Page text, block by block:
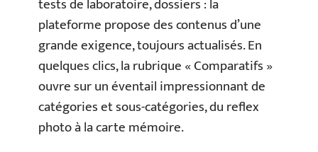
plateforme propose des contenus d’une
grande exigence, toujours actualisés. En
quelques clics, la rubrique « Comparatifs »
ouvre sur un éventail impressionnant de
catégories et sous-catégories, du reflex
photo à la carte mémoire.